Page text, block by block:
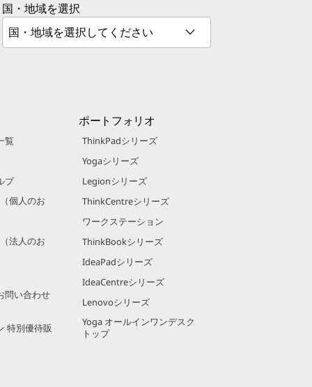
国・地域を選択
覧
プ
個人のお
法人のお
問い合わせ
特別優待販
ポートフォリオ
ThinkPadシリーズ
Yogaシリーズ
Legionシリーズ
ThinkCentreシリーズ
ワークステーション
ThinkBookシリーズ
IdeaPadシリーズ
IdeaCentreシリーズ
Lenovoシリーズ
Yoga オールインワンデスク
トップ